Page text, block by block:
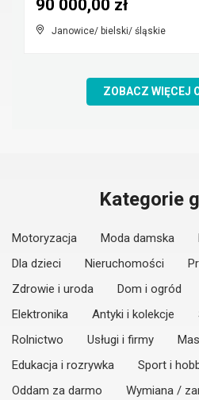
Janowice/ bielski/ śląskie
90 000,00 zł
ZOBACZ WIĘCEJ
Kategorie
Motoryzacja Moda damska
Dla dzieci
Nieruchomości
Zdrowie i uroda
Dom i ogród
Elektronika
Antyki i kolekcje
Rolnictwo
Usługi i firmy
Edukacja i rozrywka
Sport i
Oddam za darmo
Wymiana /